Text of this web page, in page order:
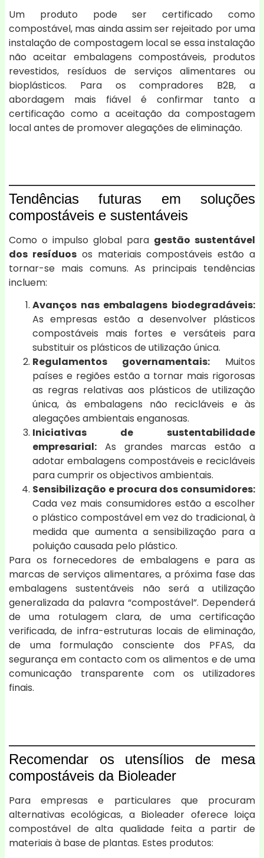
Um produto pode ser certificado como
compostável, mas ainda assim ser rejeitado por uma
instalação de compostagem local se essa instalação
não aceitar embalagens compostáveis, produtos
revestidos, resíduos de serviços alimentares ou
bioplásticos. Para os compradores B2B, a
abordagem mais fiável é confirmar tanto a
certificação como a aceitação da compostagem
local antes de promover alegações de eliminação.
Tendências futuras em soluções
compostáveis e sustentáveis
Como o impulso global para gestão sustentável
dos resíduosos materiais compostáveis estão a
tornar-se mais comuns. As principais tendências
incluem:
Avanços nas embalagens biodegradáveis:
As empresas estão a desenvolver plásticos
compostáveis mais fortes e versáteis para
substituir os plásticos de utilização única.
Regulamentos governamentais: Muitos
países e regiões estão a tornar mais rigorosas
as regras relativas aos plásticos de utilização
única, às embalagens não recicláveis e às
alegações ambientais enganosas.
Iniciativas de sustentabilidade
empresarial: As grandes marcas estão a
adotar embalagens compostáveis e recicláveis
para cumprir os objectivos ambientais.
Sensibilização e procura dos consumidores:
Cada vez mais consumidores estão a escolher
o plástico compostável em vez do tradicional, à
medida que aumenta a sensibilização para a
poluição causada pelo plástico.
Para os fornecedores de embalagens e para as
marcas de serviços alimentares, a próxima fase das
embalagens sustentáveis não será a utilização
generalizada da palavra “compostável”. Dependerá
de uma rotulagem clara, de uma certificação
verificada, de infra-estruturas locais de eliminação,
de uma formulação consciente dos PFAS, da
segurança em contacto com os alimentos e de uma
comunicação transparente com os utilizadores
finais.
Recomendar os utensílios de mesa
compostáveis da Bioleader
Para empresas e particulares que procuram
alternativas ecológicas, a Bioleader oferece loiça
compostável de alta qualidade feita a partir de
materiais à base de plantas. Estes produtos: